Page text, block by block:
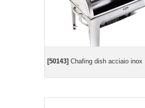
[50143] Chafing dish acciaio inox